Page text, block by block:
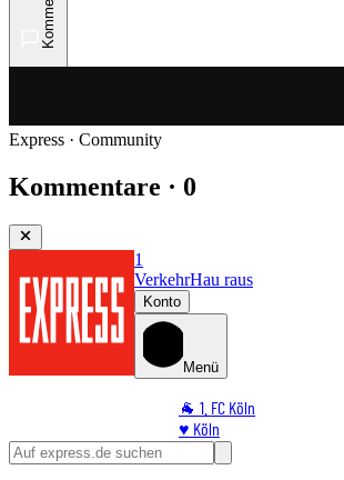
Express · Community
Kommentare · 0
1
VerkehrHau raus
Konto
Menü
🐐 1. FC Köln
♥️ Köln
⭐ Promi